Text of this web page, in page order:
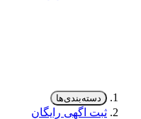
دسته‌بندی‌ها
ثبت اگهی رایگان